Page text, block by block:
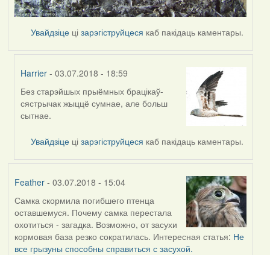
Увайдзіце цізарэгіструйцеся каб пакідаць каментары.
Harrier - 03.07.2018 - 18:59
In
reply
to
Feather
Без старэйшых прыёмных брацікаў-
сястрычак жыццё сумнае, але больш
сытнае.
Увайдзіце цізарэгіструйцеся каб пакідаць каментары.
Feather- 03.07.2018 - 15:04
Самка скормила погибшего птенца
оставшемуся. Почему самка перестала
охотиться - загадка. Возможно, от засухи
кормовая база резко сократилась. Интересная статья: Не
все грызуны способны справиться с засухой.